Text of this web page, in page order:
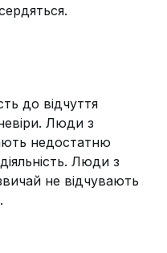
до відчуття
Люди з
недостатню
Люди з
не відчувають